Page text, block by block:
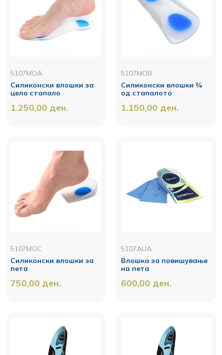
5107MOA
Силиконски влошки за
цело стапало
1.250,00 ден.
5107MOB
Силиконски влошки ¾
од стапалото
1.150,00 ден.
5107MOC
Силиконски влошки за
пета
750,00 ден.
5107AUA
Влошка за повишување
на пета
600,00 ден.